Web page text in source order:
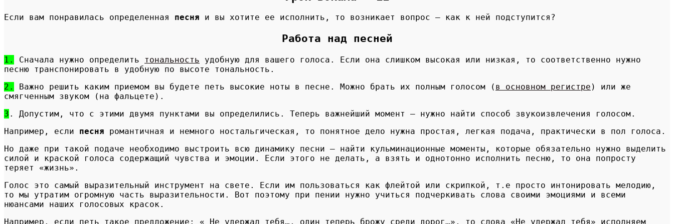
Если вам понравилась определенная песня и вы хотите ее исполнить, то возникает вопрос – как к ней подступится?
Работа над песней
1. Сначала нужно определить тональность удобную для вашего голоса. Если она слишком высокая или низкая, то соответственно нужно
песню транспонировать в удобную по высоте тональность.
2.
Важно решить каким приемом вы будете петь высокие ноты в песне. Можно брать их полным голосом ( в основном регистре ) или же
смягченным звуком (на фальцете).
3 . Допустим, что с этими двумя пунктами вы определились. Теперь важнейший момент — нужно найти способ звукоизвлечения голосом.
Например, если песня романтичная и немного ностальгическая, то понятное дело нужна простая, легкая подача, практически в пол голоса.
Но даже при такой подаче необходимо выстроить всю динамику песни – найти кульминационные моменты, которые обязательно нужно выделить
силой и краской голоса содержащий чувства и эмоции. Если этого не делать, а взять и однотонно исполнить песню, то она попросту
теряет «жизнь».
Голос это самый выразительный инструмент на свете. Если им пользоваться как флейтой или скрипкой, т.е просто интонировать мелодию,
то мы утратим огромную часть выразительности. Вот поэтому при пении нужно учиться подчеркивать слова своими эмоциями и всеми
нюансами наших голосовых красок.
Например, если петь такое предложение: « Не удержал тебя…, один теперь брожу среди дорог…», то слова «Не удержал тебя» исполняем